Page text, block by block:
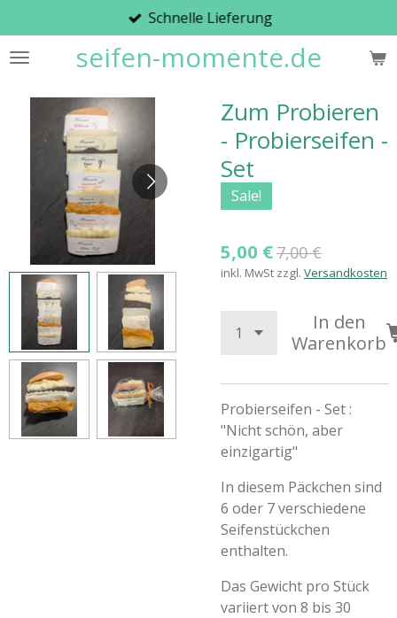
Hauptinhalt
springen
seifen-momente.de
Schnelle Lieferung
Zum Probieren
- Probierseifen -
Set
Sale!
5,00 €7,00 €
inkl. MwSt zzgl. Versandkosten
In den
Warenkorb
Probierseifen - Set :
"Nicht schön, aber
einzigartig"
In diesem Päckchen sind
6 oder 7 verschiedene
Seifenstückchen
enthalten.
Das Gewicht pro Stück
variiert von 8 bis 30